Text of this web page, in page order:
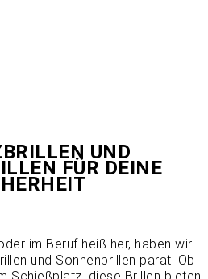
UND
FÜR DEINE
im Beruf heiß her, haben wir
und Sonnenbrillen parat. Ob